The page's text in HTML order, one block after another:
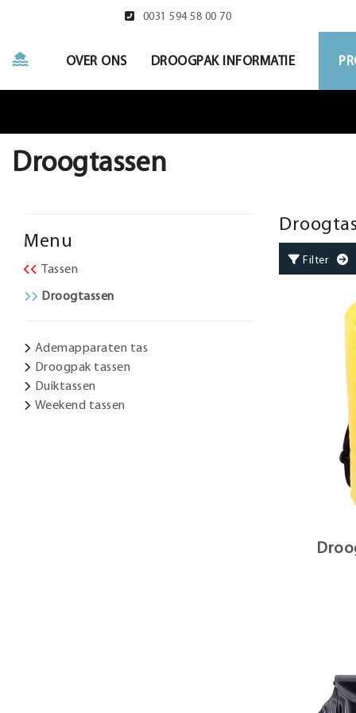
0031 594 58 00 70
OVER ONS DROOGPAK INFORMATIE
Droogtassen
Menu
Tassen
Droogtassen
Ademapparaten tas
Droogpak tassen
Duiktassen
Weekend tassen
Filter